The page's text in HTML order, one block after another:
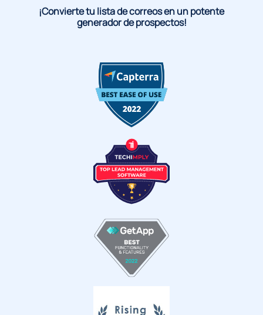
¡Convierte tu lista de correos en un potente
generador de prospectos!